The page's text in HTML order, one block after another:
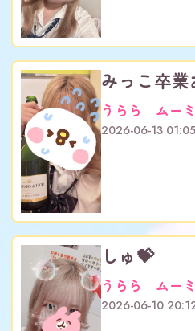
みっこ卒業
うらら ムー
2026-06-13
しゅ💝
うらら ムー
2026-06-10